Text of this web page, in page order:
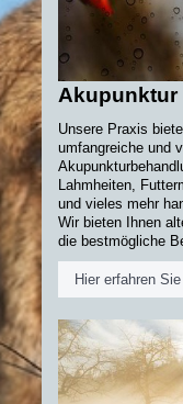
Akupunktur
Unsere Praxis
umfangreiche und
Lahmheiten,
und vieles mehr
Wir bieten Ihnen
die bestmögliche
Hier erfahren